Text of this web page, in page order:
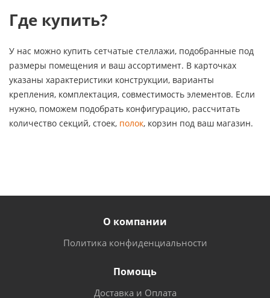
Где купить?
У нас можно купить сетчатые стеллажи, подобранные под
размеры помещения и ваш ассортимент. В карточках
указаны характеристики конструкции, варианты
крепления, комплектация, совместимость элементов. Если
нужно, поможем подобрать конфигурацию, рассчитать
количество секций, стоек, полок, корзин под ваш магазин.
О компании
Политика конфиденциальности
Помощь
Доставка и Оплата